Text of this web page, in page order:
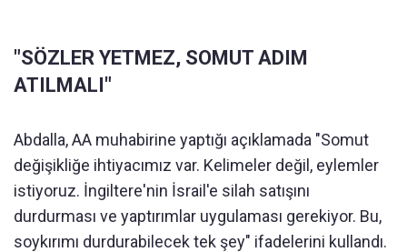
"SÖZLER YETMEZ, SOMUT ADIM
ATILMALI"
Abdalla, AA muhabirine yaptığı açıklamada "Somut
değişikliğe ihtiyacımız var. Kelimeler değil, eylemler
istiyoruz. İngiltere'nin İsrail'e silah satışını
durdurması ve yaptırımlar uygulaması gerekiyor. Bu,
soykırımı durdurabilecek tek şey" ifadelerini kullandı.